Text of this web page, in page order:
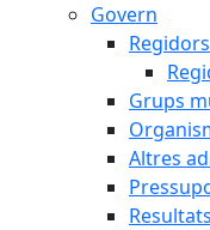
Govern
Regidors
Grups
Altres